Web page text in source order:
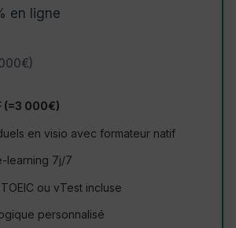
en ligne
(=3 000€)
en visio avec formateur natif
learning 7j/7
ou vTest incluse
personnalisé